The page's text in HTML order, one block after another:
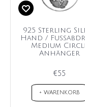
925 Sterling
Hand /
Medium
Anhänger
€55
+ WARENKORB